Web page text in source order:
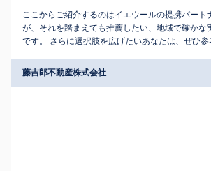
ここからご紹介するのはイエウールの提携パート
が、それを踏まえても推薦したい、地域で確かな
です。 さらに選択肢を広げたいあなたは、ぜひ参
藤吉郎不動産株式会社